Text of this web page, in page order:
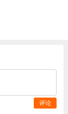
评论